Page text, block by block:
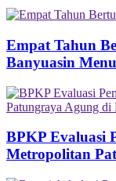
Empat Tahun
Banyuasin
BPKP Evaluasi
Metropolitan